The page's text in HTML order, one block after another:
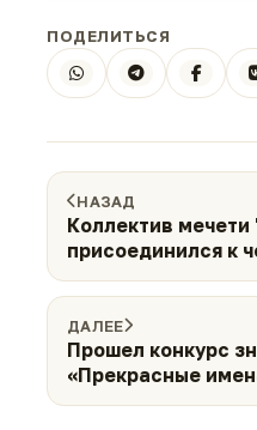
ПОДЕЛИТЬСЯ
НАЗАД
Коллектив
присоединился к
біргеміз"
ДАЛЕЕ
Прошел конкурс
«Прекрасные